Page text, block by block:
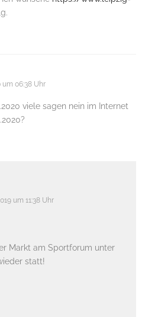
um 06:38 Uhr
viele sagen nein im Internet
um 11:38 Uhr
Markt am Sportforum unter
statt!